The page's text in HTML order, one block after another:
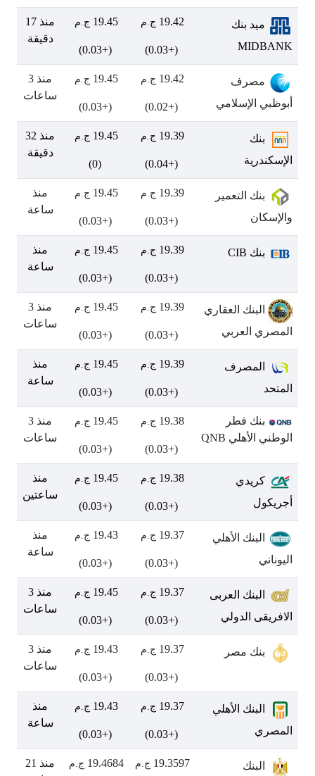
ميد بنك
MIDBANK
19.42 ج.م
(+0.03)
19.45 ج.م
(+0.03)
منذ 17
دقيقة
مصرف
أبوظبي الإسلامي
19.42 ج.م
(+0.02)
19.45 ج.م
(+0.03)
منذ 3
ساعات
بنك
الإسكندرية
19.39 ج.م
(+0.04)
19.45 ج.م
(0)
منذ 32
دقيقة
بنك التعمير
والإسكان
19.39 ج.م
(+0.03)
19.45 ج.م
(+0.03)
منذ
ساعة
بنك CIB 19.39 ج.م
(+0.03)
19.45 ج.م
(+0.03)
منذ
ساعة
البنك العقاري
المصري العربي
19.39 ج.م
(+0.03)
19.45 ج.م
(+0.03)
منذ 3
ساعات
المصرف
المتحد
19.39 ج.م
(+0.03)
19.45 ج.م
(+0.03)
منذ
ساعة
بنك قطر
الوطني الأهلي QNB
19.38 ج.م
(+0.03)
19.45 ج.م
(+0.03)
منذ 3
ساعات
كريدي
أجريكول
19.38 ج.م
(+0.03)
19.45 ج.م
(+0.03)
منذ
ساعتين
البنك الأهلي
اليوناني
19.37 ج.م
(+0.03)
19.43 ج.م
(+0.03)
منذ
ساعة
البنك العربى
الافريقى الدولي
19.37 ج.م
(+0.03)
19.45 ج.م
(+0.03)
منذ 3
ساعات
بنك مصر 19.37 ج.م
(+0.03)
19.43 ج.م
(+0.03)
منذ 3
ساعات
البنك الأهلي
المصري
19.37 ج.م
(+0.03)
19.43 ج.م
(+0.03)
منذ
ساعة
البنك 19.3597 ج.م 19.4684 ج.م
منذ 21